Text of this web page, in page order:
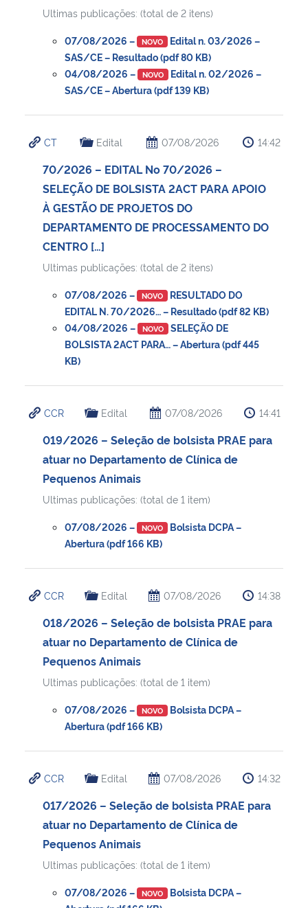
Ultimas publicações: (total de 2 itens)
07/08/2026 – NOVO Edital n. 03/2026 –
SAS/CE – Resultado (pdf 80 KB)
04/08/2026 –
NOVO Edital n. 02/2026 –
SAS/CE – Abertura (pdf 139 KB)
CT Edital 07/08/2026 14:42
70/2026 – EDITAL No 70/2026 –
SELEÇÃO DE BOLSISTA 2ACT PARA APOIO
À GESTÃO DE PROJETOS DO
DEPARTAMENTO DE PROCESSAMENTO DO
CENTRO […]
Ultimas publicações: (total de 2 itens)
07/08/2026 – NOVO RESULTADO DO
EDITAL N. 70/2026… – Resultado (pdf 82 KB)
04/08/2026 –
NOVO SELEÇÃO DE
BOLSISTA 2ACT PARA… – Abertura (pdf 445
KB)
CCR Edital 07/08/2026 14:41
019/2026 – Seleção de bolsista PRAE para
atuar no Departamento de Clínica de
Pequenos Animais
Ultimas publicações: (total de 1 item)
07/08/2026 – NOVO Bolsista DCPA –
Abertura (pdf 166 KB)
CCR Edital 07/08/2026 14:38
018/2026 – Seleção de bolsista PRAE para
atuar no Departamento de Clínica de
Pequenos Animais
Ultimas publicações: (total de 1 item)
07/08/2026 – NOVO Bolsista DCPA –
Abertura (pdf 166 KB)
CCR Edital 07/08/2026 14:32
017/2026 – Seleção de bolsista PRAE para
atuar no Departamento de Clínica de
Pequenos Animais
Ultimas publicações: (total de 1 item)
07/08/2026 – NOVO Bolsista DCPA –